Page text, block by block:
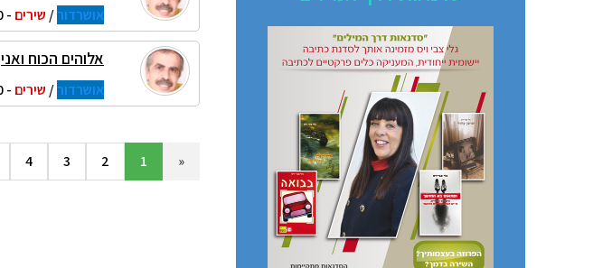
אושרדור/שירים - 25/09/2020 13:43
אלוהים הכוח ואני
אושרדור/שירים - 24/09/2020 13:26
«
1
2
3
4